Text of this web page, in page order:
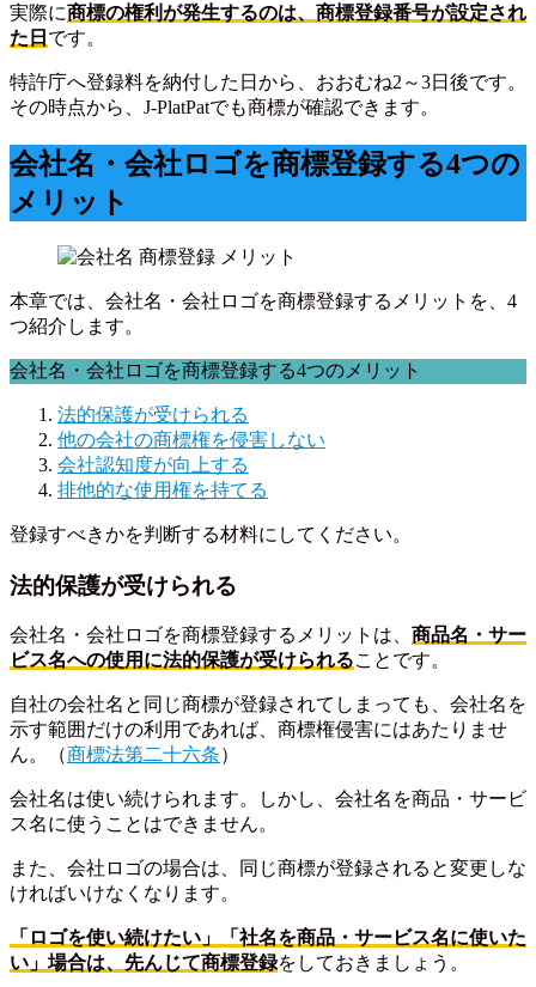
実際に商標の権利が発生するのは、商標登録番号が設定され
た日 です。
特許庁へ登録料を納付した日から、おおむね2～3日後です。
その時点から、J-PlatPatでも商標が確認できます。
会社名・会社ロゴを商標登録する4つの
メリット
本章では、会社名・会社ロゴを商標登録するメリットを、4
つ紹介します。
会社名・会社ロゴを商標登録する4つのメリット
法的保護が受けられる
他の会社の商標権を侵害しない
会社認知度が向上する
排他的な使用権を持てる
登録すべきかを判断する材料にしてください。
法的保護が受けられる
会社名・会社ロゴを商標登録するメリットは、 商品名・サー
ビス名への使用 に法的保護が受けられることです。
自社の会社名と同じ商標が登録されてしまっても、会社名を
示す範囲だけの利用であれば、商標権侵害にはあたりませ
ん。（商標法第二十六条）
会社名は使い続けられます。しかし、会社名を商品・サービ
ス名に使うことはできません。
また、会社ロゴの場合は、同じ商標が登録されると変更しな
ければいけなくなります。
「ロゴを使い続けたい」「社名を商品・サービス名に使いた
い」場合は、先んじて商標登録をしておきましょう。